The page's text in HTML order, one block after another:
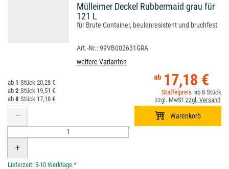
Mülleimer Deckel Rubbermaid grau für
121 L
für Brute Container, beulenresistent und bruchfest
99VB002631GRA
weitere Varianten
17,18 €
8
1
20,28 €
2
19,51 €
8
17,18 €
*